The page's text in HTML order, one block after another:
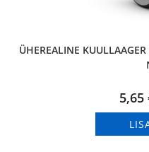
ÜHEREALINE
5,65